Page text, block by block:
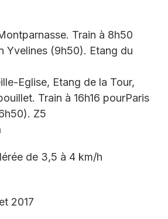
Train à 8h50
Yvelines (9h50). Etang du
Eglise, Etang de la Tour,
Train à 16h16 pourParis
Z5
de 3,5 à 4 km/h
2017